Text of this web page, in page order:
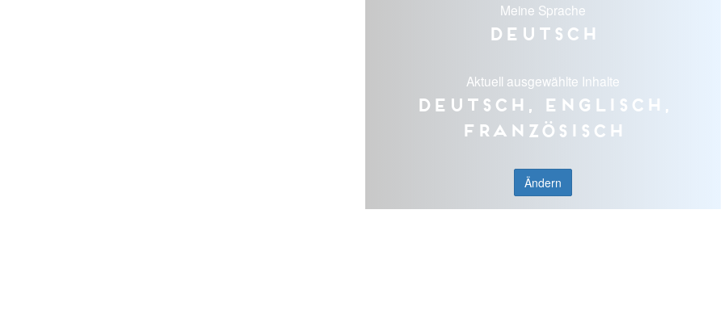
Meine Sprache
Deutsch
Aktuell ausgewählte Inhalte
Deutsch, Englisch,
Französisch
Ändern